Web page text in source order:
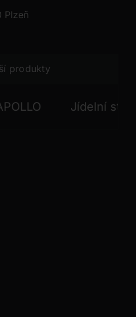
Plzeň
produkty
Jídelní stůl